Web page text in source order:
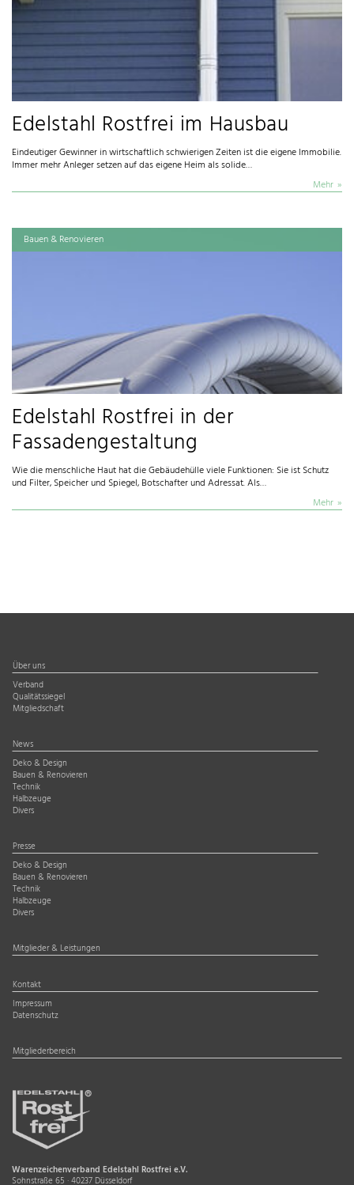
Edelstahl Rostfrei im Hausbau
Eindeutiger Gewinner in wirtschaftlich schwierigen Zeiten ist die eigene Immobilie.
Immer mehr Anleger setzen auf das eigene Heim als solide…
Mehr
Bauen & Renovieren
Edelstahl Rostfrei in der
Fassadengestaltung
Wie die menschliche Haut hat die Gebäudehülle viele Funktionen: Sie ist Schutz
und Filter, Speicher und Spiegel, Botschafter und Adressat. Als…
Mehr
Über uns
Verband
Qualitätssiegel
Mitgliedschaft
News
Deko & Design
Bauen & Renovieren
Technik
Halbzeuge
Divers
Presse
Deko & Design
Bauen & Renovieren
Technik
Halbzeuge
Divers
Mitglieder & Leistungen
Kontakt
Impressum
Datenschutz
Mitgliederbereich
Warenzeichenverband Edelstahl Rostfrei e.V.
Sohnstraße 65 · 40237 Düsseldorf